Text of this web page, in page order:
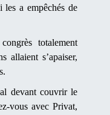
les a empêchés de
totalement
allaient s’apaiser,
devant couvrir le
vous avec Privat,